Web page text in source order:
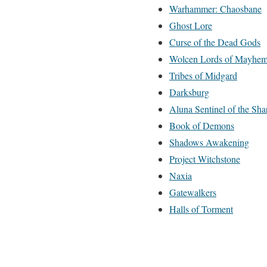
Warhammer: Chaosbane
Ghost Lore
Curse of the Dead Gods
Wolcen Lords of
Tribes of Midgard
Darksburg
Aluna Sentinel of the
Book of Demons
Shadows Awakening
Project Witchstone
Naxia
Gatewalkers
Halls of Torment